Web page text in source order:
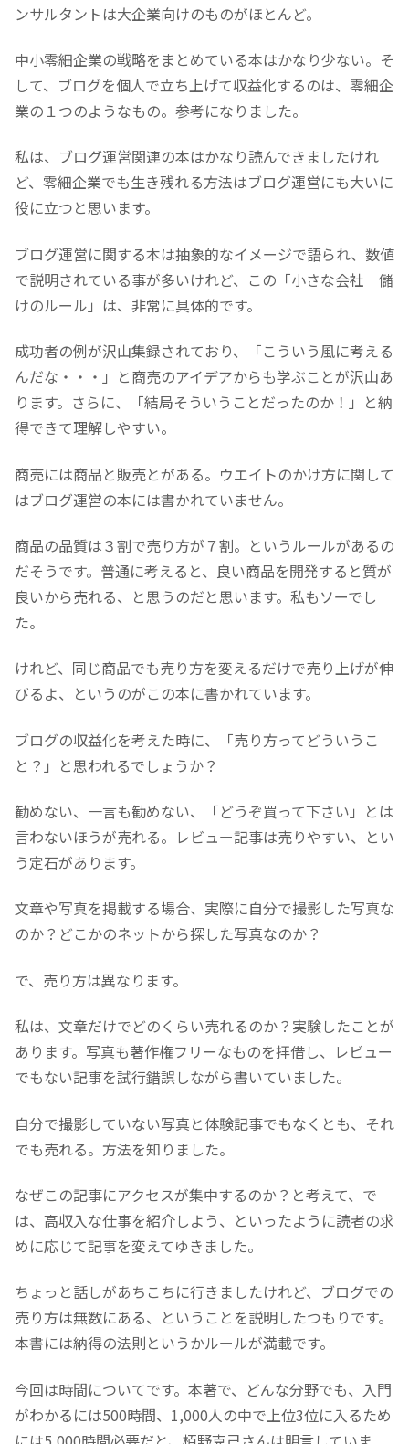
ンサルタントは大企業向けのものがほとんど。
中小零細企業の戦略をまとめている本はかなり少ない。そ
して、ブログを個人で立ち上げて収益化するのは、零細企
業の１つのようなもの。参考になりました。
私は、ブログ運営関連の本はかなり読んできましたけれ
ど、零細企業でも生き残れる方法はブログ運営にも大いに
役に立つと思います。
ブログ運営に関する本は抽象的なイメージで語られ、数値
で説明されている事が多いけれど、この「小さな会社 儲
けのルール」は、非常に具体的です。
成功者の例が沢山集録されており、「こういう風に考える
んだな・・・」と商売のアイデアからも学ぶことが沢山あ
ります。さらに、「結局そういうことだったのか！」と納
得できて理解しやすい。
商売には商品と販売とがある。ウエイトのかけ方に関して
はブログ運営の本には書かれていません。
商品の品質は３割で売り方が７割。というルールがあるの
だそうです。普通に考えると、良い商品を開発すると質が
良いから売れる、と思うのだと思います。私もソーでし
た。
けれど、同じ商品でも売り方を変えるだけで売り上げが伸
びるよ、というのがこの本に書かれています。
ブログの収益化を考えた時に、「売り方ってどういうこ
と？」と思われるでしょうか？
勧めない、一言も勧めない、「どうぞ買って下さい」とは
言わないほうが売れる。レビュー記事は売りやすい、とい
う定石があります。
文章や写真を掲載する場合、実際に自分で撮影した写真な
のか？どこかのネットから探した写真なのか？
で、売り方は異なります。
私は、文章だけでどのくらい売れるのか？実験したことが
あります。写真も著作権フリーなものを拝借し、レビュー
でもない記事を試行錯誤しながら書いていました。
自分で撮影していない写真と体験記事でもなくとも、それ
でも売れる。方法を知りました。
なぜこの記事にアクセスが集中するのか？と考えて、で
は、高収入な仕事を紹介しよう、といったように読者の求
めに応じて記事を変えてゆきました。
ちょっと話しがあちこちに行きましたけれど、ブログでの
売り方は無数にある、ということを説明したつもりです。
本書には納得の法則というかルールが満載です。
今回は時間についてです。本著で、どんな分野でも、入門
がわかるには500時間、1,000人の中で上位3位に入るため